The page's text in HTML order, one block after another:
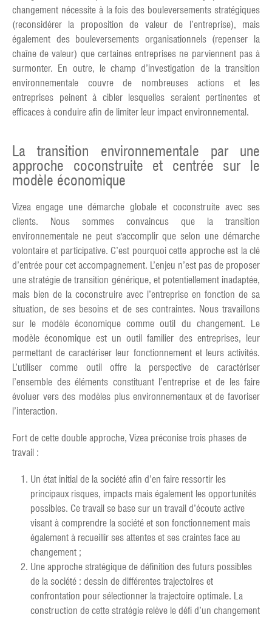
changement nécessite à la fois des bouleversements stratégiques
(reconsidérer la proposition de valeur de l’entreprise), mais
également des bouleversements organisationnels (repenser la
chaîne de valeur) que certaines entreprises ne parviennent pas à
surmonter. En outre, le champ d’investigation de la transition
environnementale couvre de nombreuses actions et les
entreprises peinent à cibler lesquelles seraient pertinentes et
efficaces à conduire afin de limiter leur impact environnemental.
La transition environnementale par une
approche coconstruite et centrée sur le
modèle économique
Vizea engage une démarche globale et coconstruite avec ses
clients. Nous sommes convaincus que la transition
environnementale ne peut s'accomplir que selon une démarche
volontaire et participative. C’est pourquoi cette approche est la clé
d’entrée pour cet accompagnement. L’enjeu n’est pas de proposer
une stratégie de transition générique, et potentiellement inadaptée,
mais bien de la coconstruire avec l’entreprise en fonction de sa
situation, de ses besoins et de ses contraintes. Nous travaillons
sur le modèle économique comme outil du changement. Le
modèle économique est un outil familier des entreprises, leur
permettant de caractériser leur fonctionnement et leurs activités.
L’utiliser comme outil offre la perspective de caractériser
l’ensemble des éléments constituant l’entreprise et de les faire
évoluer vers des modèles plus environnementaux et de favoriser
l’interaction.
Fort de cette double approche, Vizea préconise trois phases de
travail :
Un état initial de la société afin d’en faire ressortir les
principaux risques, impacts mais également les opportunités
possibles. Ce travail se base sur un travail d’écoute active
visant à comprendre la société et son fonctionnement mais
également à recueillir ses attentes et ses craintes face au
changement ;
Une approche stratégique de définition des futurs possibles
de la société : dessin de différentes trajectoires et
confrontation pour sélectionner la trajectoire optimale. La
construction de cette stratégie relève le défi d’un changement